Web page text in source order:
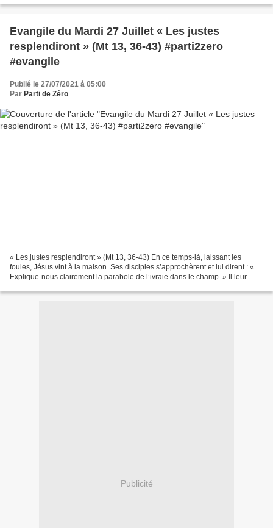
Evangile du Mardi 27 Juillet « Les justes
resplendiront » (Mt 13, 36-43) #parti2zero
#evangile
Publié le 27/07/2021 à 05:00
Par Parti de Zéro
« Les justes resplendiront » (Mt 13, 36-43) En ce temps-là, laissant les
foules, Jésus vint à la maison. Ses disciples s’approchèrent et lui dirent : «
Explique-nous clairement la parabole de l’ivraie dans le champ. » Il leur
Publicité